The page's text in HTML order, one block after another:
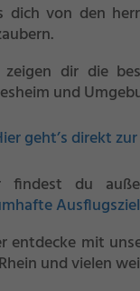
dich von den
dir die
und
geht’s direkt
findest du
entdecke mit
und vielen